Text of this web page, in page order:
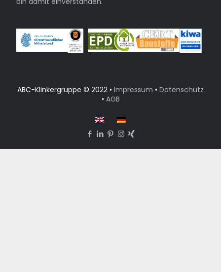
ABC-Klinkergruppe © 2022 • Impressum • Datenschutz
• AGB